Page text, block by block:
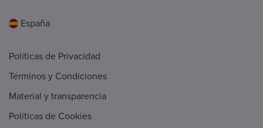
España
Políticas de Privacidad
Términos y Condiciones
Material y transparencia
Políticas de Cookies